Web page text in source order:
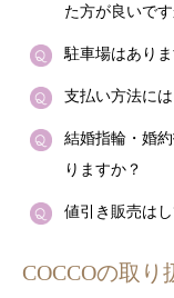
た方が良いです
駐車場はあり
支払い方法に
結婚指輪・婚
りますか？
値引き販売は
COCCOの取り